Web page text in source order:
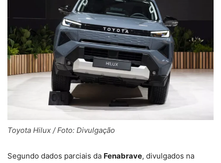
Toyota Hilux / Foto: Divulgação
Segundo dados parciais da Fenabrave, divulgados na